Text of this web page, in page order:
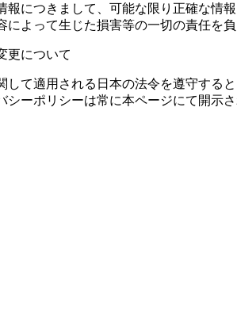
報につきまして、可能な限り正確な情
によって生じた損害等の一切の責任を
更について
して適用される日本の法令を遵守する
ーポリシーは常に本ページにて開示さ